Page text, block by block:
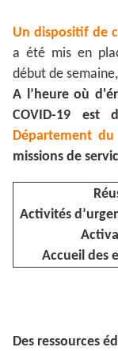
Un dispositif de
a été mis en
début de
A l’heure où
COVID-19 est
Département du
missions de
Activités
Accueil des
Des ressources